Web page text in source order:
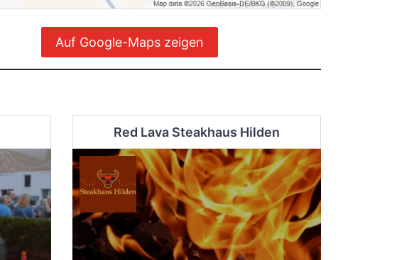
Auf Google-Maps zeigen
Red Lava Steakhaus Hilden